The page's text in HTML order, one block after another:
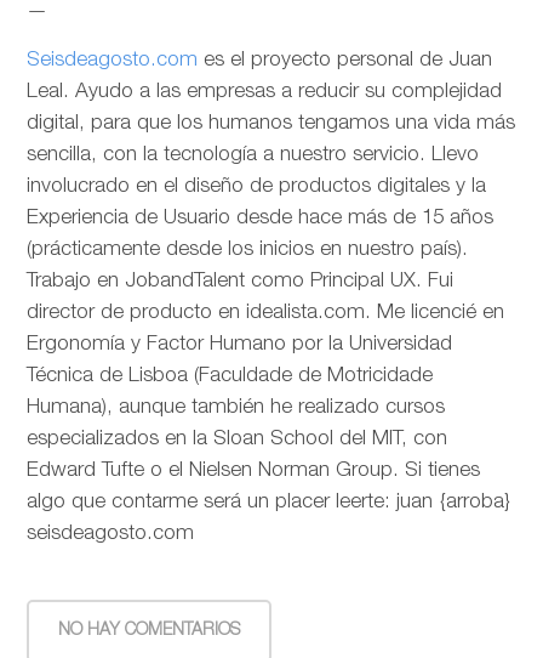
—
Seisdeagosto.com es el proyecto personal de Juan
Leal. Ayudo a las empresas a reducir su complejidad
digital, para que los humanos tengamos una vida más
sencilla, con la tecnología a nuestro servicio. Llevo
involucrado en el diseño de productos digitales y la
Experiencia de Usuario desde hace más de 15 años
(prácticamente desde los inicios en nuestro país).
Trabajo en JobandTalent como Principal UX. Fui
director de producto en idealista.com. Me licencié en
Ergonomía y Factor Humano por la Universidad
Técnica de Lisboa (Faculdade de Motricidade
Humana), aunque también he realizado cursos
especializados en la Sloan School del MIT, con
Edward Tufte o el Nielsen Norman Group. Si tienes
algo que contarme será un placer leerte: juan {arroba}
seisdeagosto.com
NO HAY COMENTARIOS